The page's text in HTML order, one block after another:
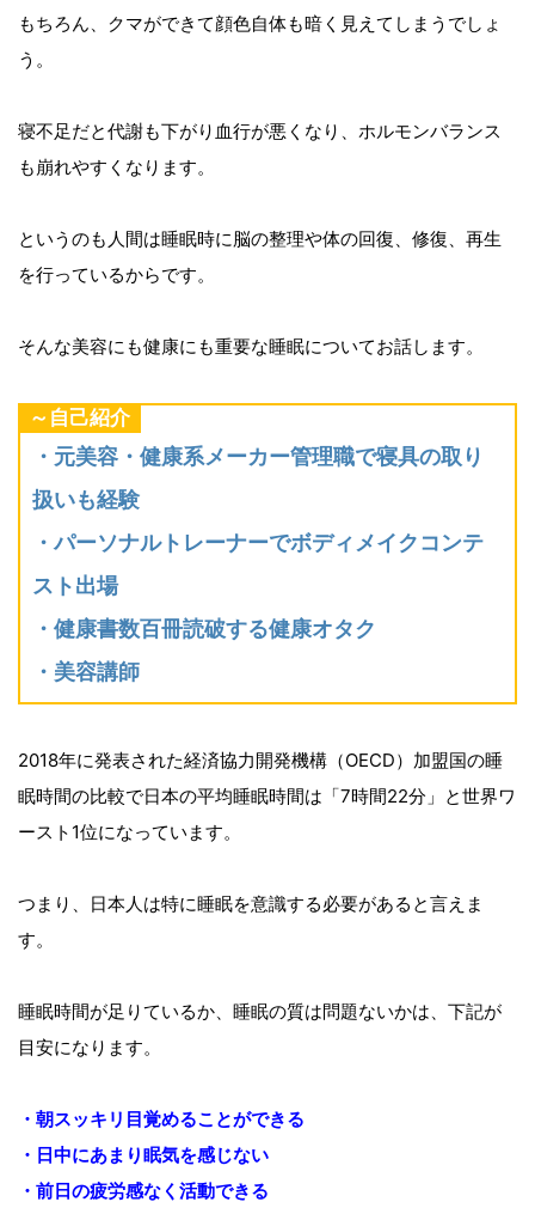
もちろん、クマができて顔色自体も暗く見えてしまうでしょ
う。
寝不足だと代謝も下がり血行が悪くなり、ホルモンバランス
も崩れやすくなります。
というのも人間は睡眠時に脳の整理や体の回復、修復、再生
を行っているからです。
そんな美容にも健康にも重要な睡眠についてお話します。
～自己紹介
・元美容・健康系メーカー管理職で寝具の取り
扱いも経験
・パーソナルトレーナーでボディメイクコンテ
スト出場
・健康書数百冊読破する健康オタク
・美容講師
2018年に発表された経済協力開発機構（OECD）加盟国の睡
眠時間の比較で日本の平均睡眠時間は「7時間22分」と世界ワ
ースト1位になっています。
つまり、日本人は特に睡眠を意識する必要があると言えま
す。
睡眠時間が足りているか、睡眠の質は問題ないかは、下記が
目安になります。
・朝スッキリ目覚めることができる
・日中にあまり眠気を感じない
・前日の疲労感なく活動できる